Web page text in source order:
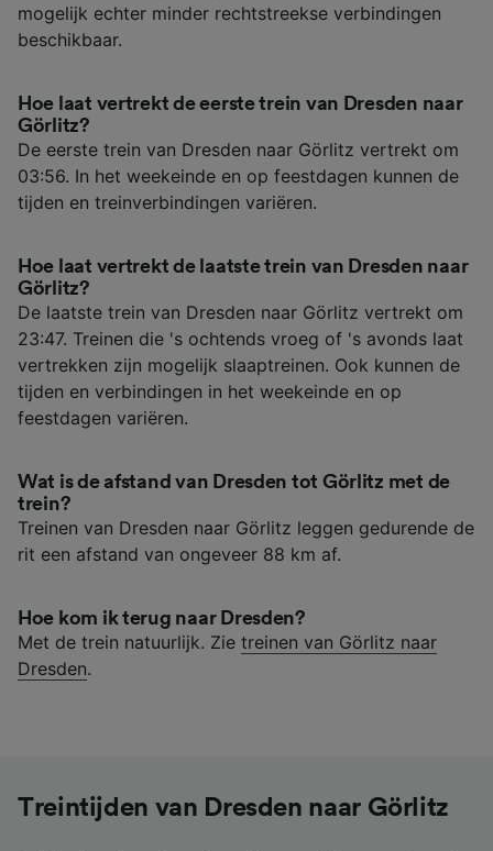
mogelijk echter minder rechtstreekse verbindingen
beschikbaar.
Hoe laat vertrekt de eerste trein van Dresden naar
Görlitz?
De eerste trein van Dresden naar Görlitz vertrekt om
03:56. In het weekeinde en op feestdagen kunnen de
tijden en treinverbindingen variëren.
Hoe laat vertrekt de laatste trein van Dresden naar
Görlitz?
De laatste trein van Dresden naar Görlitz vertrekt om
23:47. Treinen die 's ochtends vroeg of 's avonds laat
vertrekken zijn mogelijk slaaptreinen. Ook kunnen de
tijden en verbindingen in het weekeinde en op
feestdagen variëren.
Wat is de afstand van Dresden tot Görlitz met de
trein?
Treinen van Dresden naar Görlitz leggen gedurende de
rit een afstand van ongeveer 88 km af.
Hoe kom ik terug naar Dresden?
Met de trein natuurlijk. Zie treinen van Görlitz naar
Dresden.
Treintijden van Dresden naar Görlitz